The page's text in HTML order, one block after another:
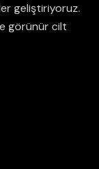
geliştiriyoruz.
görünür cilt